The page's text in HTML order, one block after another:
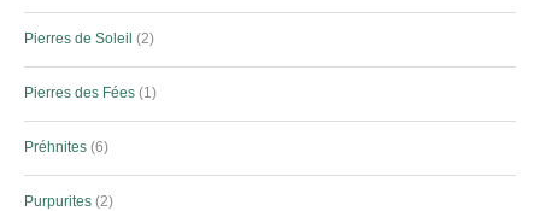
Pierres de Soleil 2
Pierres des Fées 1
Préhnites 6
Purpurites 2